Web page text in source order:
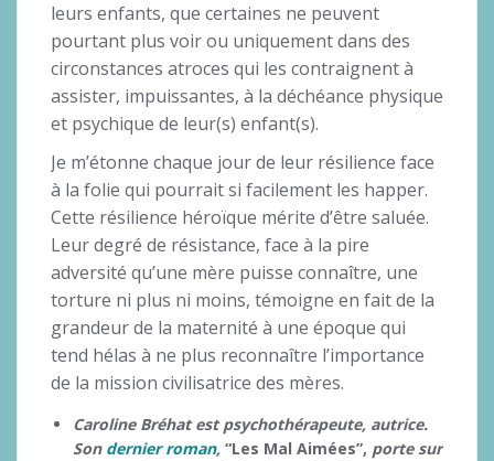
leurs enfants, que certaines ne peuvent
pourtant plus voir ou uniquement dans des
circonstances atroces qui les contraignent à
assister, impuissantes, à la déchéance physique
et psychique de leur(s) enfant(s).
Je m’étonne chaque jour de leur résilience face
à la folie qui pourrait si facilement les happer.
Cette résilience héroïque mérite d’être saluée.
Leur degré de résistance, face à la pire
adversité qu’une mère puisse connaître, une
torture ni plus ni moins, témoigne en fait de la
grandeur de la maternité à une époque qui
tend hélas à ne plus reconnaître l’importance
de la mission civilisatrice des mères.
Caroline Bréhat est psychothérapeute, autrice.
Son dernier roman, “Les Mal Aimées”, porte sur